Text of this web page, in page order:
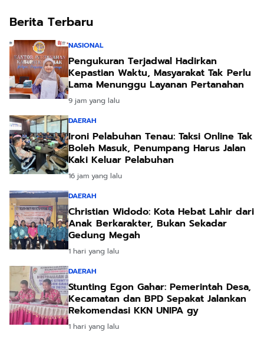
Berita Terbaru
NASIONAL
Pengukuran Terjadwal Hadirkan
Kepastian Waktu, Masyarakat Tak Perlu
Lama Menunggu Layanan Pertanahan
9 jam yang lalu
DAERAH
Ironi Pelabuhan Tenau: Taksi Online Tak
Boleh Masuk, Penumpang Harus Jalan
Kaki Keluar Pelabuhan
16 jam yang lalu
DAERAH
Christian Widodo: Kota Hebat Lahir dari
Anak Berkarakter, Bukan Sekadar
Gedung Megah
1 hari yang lalu
DAERAH
Stunting Egon Gahar: Pemerintah Desa,
Kecamatan dan BPD Sepakat Jalankan
Rekomendasi KKN UNIPA gy
1 hari yang lalu